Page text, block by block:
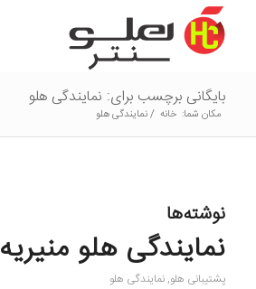
بایگانی برچسب برای: نمایندگی هلو
مکان شما: خانه /نمایندگی هلو
نوشته‌ها
نمایندگی هلو منیریه
پشتیبانی هلو,نمایندگی هلو